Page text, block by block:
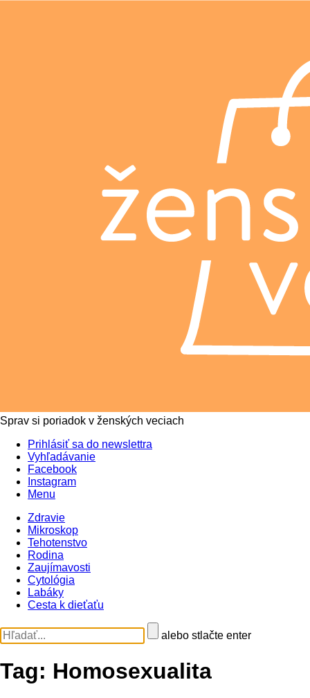
Sprav si poriadok v ženských veciach
Prihlásiť sa do newslettra
Vyhľadávanie
Facebook
Instagram
Menu
Zdravie
Mikroskop
Tehotenstvo
Rodina
Zaujímavosti
Cytológia
Labáky
Cesta k dieťaťu
alebo stlačte enter
Tag: Homosexualita